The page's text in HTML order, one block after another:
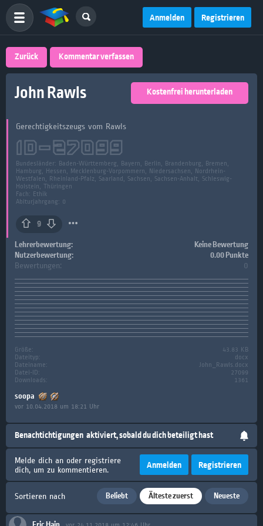
Anmelden Registrieren
Zurück Kommentar verfassen
John Rawls Kostenfrei herunterladen
Lehrerbewertung:
Keine Bewertung
Nutzerbewertung:
0.00 Punkte
Bewertungen: 0
Größe:
43.83 KB
Dateityp:
docx
Dateiname:
John_Rawls.docx
Datei-ID:
27099
Downloads:
1361
soopa
vor 10.04.2018 um 18:21 Uhr
Gerechtigkeitszeugs vom Rawls
ID-27099
Bundesländer: Baden-Württemberg, Bayern, Berlin, Brandenburg, Bremen,
Hamburg, Hessen, Mecklenburg-Vorpommern, Niedersachsen, Nordrhein-
Westfalen, Rheinland-Pfalz, Saarland, Sachsen, Sachsen-Anhalt, Schleswig-
Holstein, Thüringen
Fach: Ethik
Abiturjahrgang: 0
9
Benachtichtigungen aktiviert, sobald du dich beteiligt hast
Melde dich an oder registriere
dich, um zu kommentieren.
Anmelden Registrieren
Sortieren nach Beliebt Älteste zuerst Neueste